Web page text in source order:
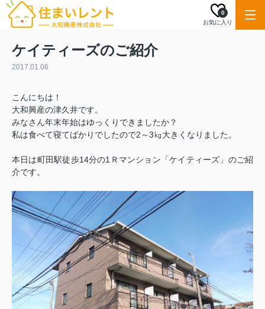
お気に入り
0
ケイティーズのご紹介
2017.01.06
こんにちは！
大和興産の津久井です。
みなさん年末年始はゆっくりできましたか？
私は食べて寝てばかりでしたので2～3㎏大きくなりました。
本日は町田駅徒歩14分の1Ｒマンション「ケイティーズ」のご紹
介です。